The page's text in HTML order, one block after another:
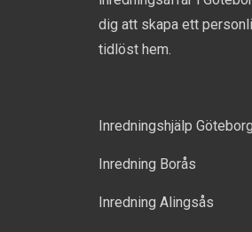
dig att skapa ett
tidlöst hem.
Inredningshjälp Göteborg
Inredning Borås
Inredning Alingsås